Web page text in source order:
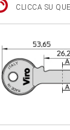
CLICCA SU